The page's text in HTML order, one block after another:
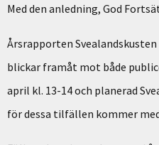
Med den anledning, God
Årsrapporten
blickar framåt mot både
april kl. 13-14 och planerad
för dessa tilfällen kommer